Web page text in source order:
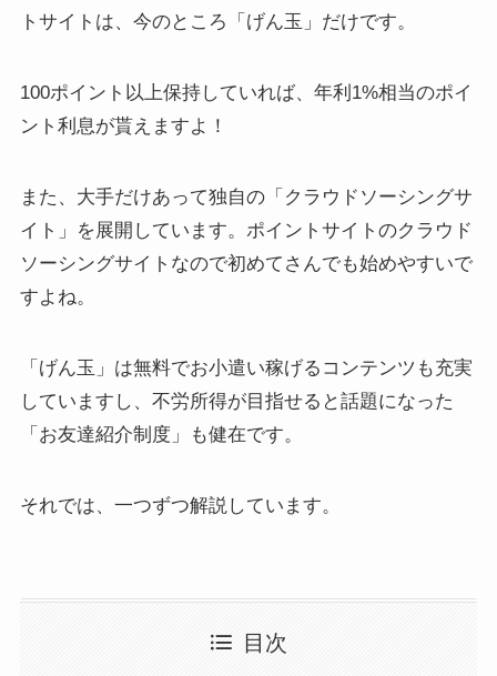
トサイトは、今のところ「げん玉」だけです。
100ポイント以上保持していれば、年利1%相当のポイ
ント利息が貰えますよ！
また、大手だけあって独自の「クラウドソーシングサ
イト」を展開しています。ポイントサイトのクラウド
ソーシングサイトなので初めてさんでも始めやすいで
すよね。
「げん玉」は無料でお小遣い稼げるコンテンツも充実
していますし、不労所得が目指せると話題になった
「お友達紹介制度」も健在です。
それでは、一つずつ解説しています。
目次